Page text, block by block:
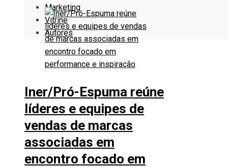
Marketing
Vitrine
Autores
Iner/Pró-Espuma reúne
líderes e equipes de
vendas de marcas
associadas em
encontro focado em